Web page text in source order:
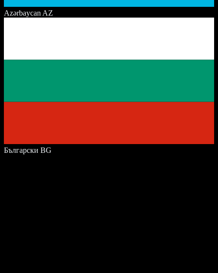
Azərbaycan AZ
Български BG